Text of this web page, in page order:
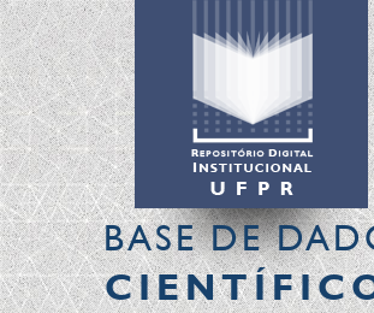
BASE DE